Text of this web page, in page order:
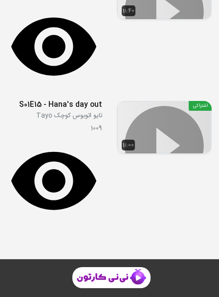
11:40
11:00
اشتراکی S01E15 - Hana's day out
تایو اتوبوس کوچک Tayo
1009